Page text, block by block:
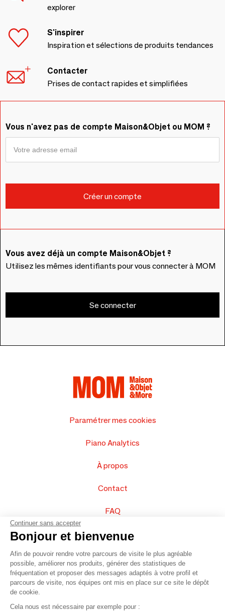
explorer
S'inspirer
Inspiration et sélections de produits tendances
Contacter
Prises de contact rapides et simplifiées
Vous n'avez pas de compte Maison&Objet ou MOM ?
Vous avez déjà un compte Maison&Objet ?
Utilisez les mêmes identifiants pour vous connecter à MOM
Se connecter
Paramétrer mes cookies
Piano Analytics
À propos
Contact
FAQ
Vendez vos produits
Plan du site
© 2016 –Organisation SAFI
Continuer sans accepter
Bonjour et bienvenue
Afin de pouvoir rendre votre parcours de visite le plus agréable
possible, améliorer nos produits, générer des statistiques de
fréquentation et proposer des messages adaptés à votre profil et
parcours de visite, nos équipes ont mis en place sur ce site le dépôt
de cookie.
Cela nous est nécessaire par exemple pour :